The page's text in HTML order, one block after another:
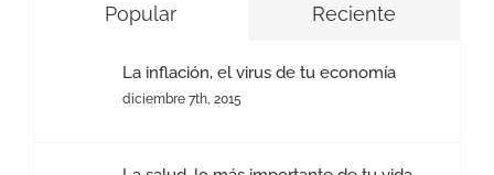
Popular Reciente
La inflación, el virus de tu economía
diciembre 7th, 2015